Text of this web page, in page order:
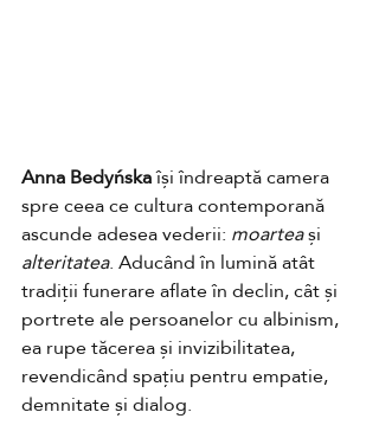
Anna Bedyńska își îndreaptă camera
spre ceea ce cultura contemporană
ascunde adesea vederii: moartea și
alteritatea. Aducând în lumină atât
tradiții funerare aflate în declin, cât și
portrete ale persoanelor cu albinism,
ea rupe tăcerea și invizibilitatea,
revendicând spațiu pentru empatie,
demnitate și dialog.